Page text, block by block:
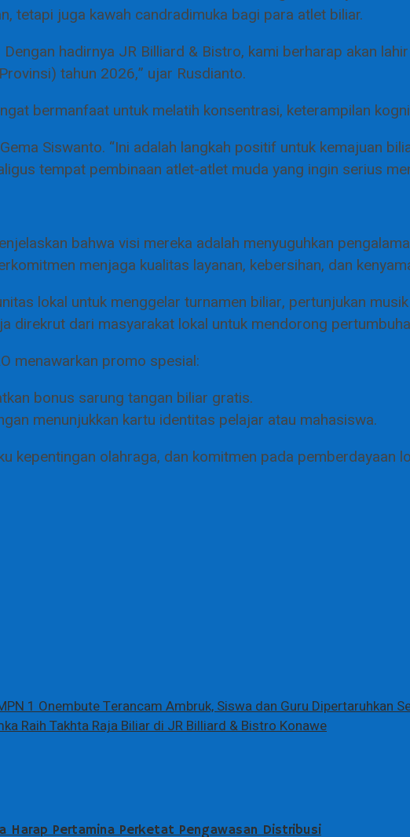
tetapi juga kawah candradimuka bagi para atlet biliar.
hadirnya JR Billiard & Bistro, kami berharap akan
tahun 2026,” ujar Rusdianto.
bermanfaat untuk melatih konsentrasi, keterampilan
Siswanto. “Ini adalah langkah positif untuk kemajuan
tempat pembinaan atlet-atlet muda yang ingin serius
bahwa visi mereka adalah menyuguhkan
menjaga kualitas layanan, kebersihan, dan
lokal untuk menggelar turnamen biliar, pertunjukan
direkrut dari masyarakat lokal untuk mendorong
menawarkan promo spesial:
bonus sarung tangan biliar gratis.
menunjukkan kartu identitas pelajar atau mahasiswa.
kepentingan olahraga, dan komitmen pada pemberdayaan
1 Onembute Terancam Ambruk, Siswa dan Guru Dipertaruhkan
Raih Takhta Raja Biliar di JR Billiard & Bistro Konawe
Harap Pertamina Perketat Pengawasan Distribusi